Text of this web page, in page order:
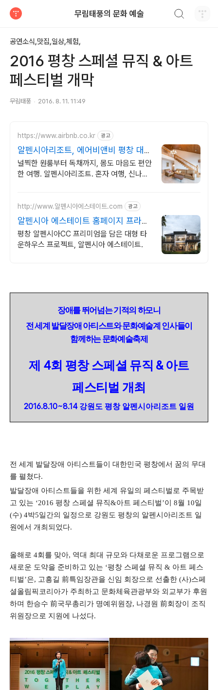
무림태풍의 문화 예술
공연소식,맛집,일상,체험,
2016 평창 스페셜 뮤직 & 아트
페스티벌 개막
무림태풍 2016. 8. 11. 11:49
https://www.airbnb.co.kr 광고
알펜시아리조트, 에어비앤비 평창 대관
령 숲속 뷰
널찍한 원룸부터 독채까지, 몸도 마음도 편안
한 여행. 알펜시아리조트. 혼자 여행, 신나는
http://www.알펜시아에스테이트.com 광고
알펜시아 에스테이트 홈페이지 프라이
빗 럭셔리 휴식 특화!
평창 알펜시아CC 프리미엄을 담은 대형 타
운하우스 프로젝트, 알펜시아 에스테이트.
장애를 뛰어넘는 기적의 하모니
전 세계 발달장애 아티스트와 문화예술계 인사들이
함께하는 문화예술축제
제 4회 평창 스페셜 뮤직 & 아트
페스티벌 개최
2016.8.10~8.14 강원도 평창 알펜시아리조트 일원
전 세계 발달장애 아티스트들이 대한민국 평창에서 꿈의 무대
를 펼쳤다.
발달장애 아티스트들을 위한 세계 유일의 페스티벌로 주목받
고 있는 ‘2016 평창 스페셜 뮤직&아트 페스티벌’이 8월 10일
(수) 4박5일간의 일정으로 강원도 평창의 알펜시아리조트 일
원에서 개최되었다.
올해로 4회를 맞아, 역대 최대 규모와 다채로운 프로그램으로
새로운 도약을 준비하고 있는 ‘평창 스페셜 뮤직 & 아트 페스
티벌’은, 고흥길 前특임장관을 신임 회장으로 선출한 (사)스페
셜올림픽코리아가 주최하고 문화체육관광부와 외교부가 후원
하며 한승수 前국무총리가 명예위원장, 나경원 前회장이 조직
위원장으로 지원에 나섰다.